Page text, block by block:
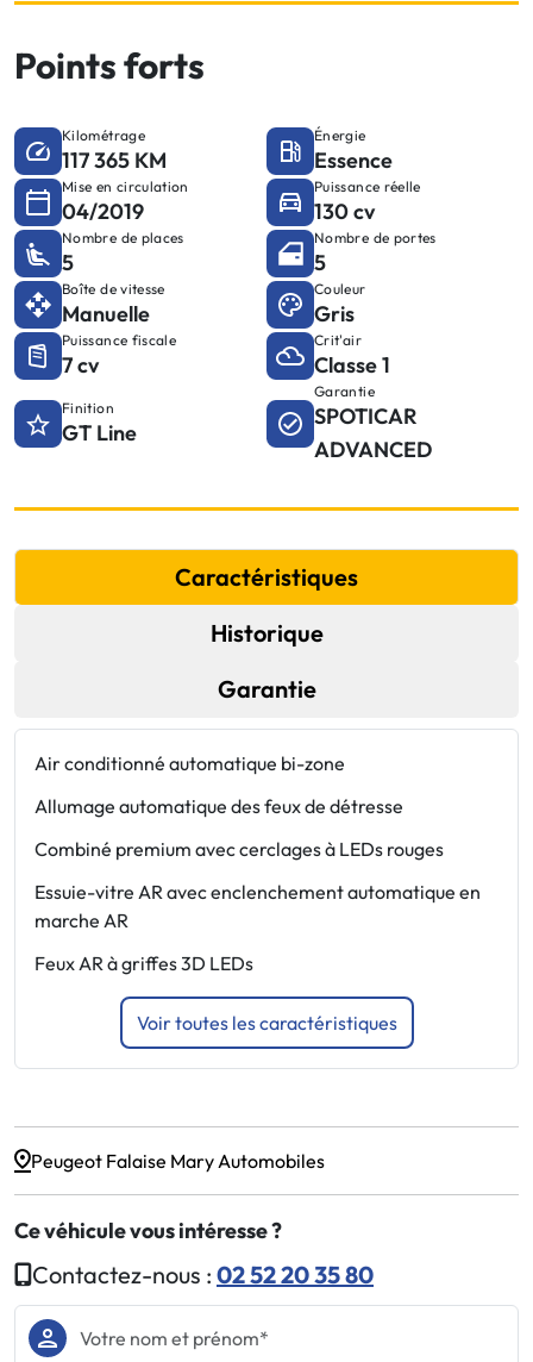
Points forts
Kilométrage
117 365 KM
Énergie
Essence
Mise en circulation
04/2019
Puissance réelle
130 cv
Nombre de places
5
Nombre de portes
5
Boîte de vitesse
Manuelle
Couleur
Gris
Puissance fiscale
7 cv
Crit'air
Classe 1
Finition
GT Line
Garantie
SPOTICAR
ADVANCED
Caractéristiques
Historique
Garantie
Air conditionné automatique bi-zone
Allumage automatique des feux de détresse
Combiné premium avec cerclages à LEDs rouges
Essuie-vitre AR avec enclenchement automatique en
marche AR
Feux AR à griffes 3D LEDs
Voir toutes les caractéristiques
Peugeot Falaise Mary Automobiles
Ce véhicule vous intéresse ?
Contactez-nous : 02 52 20 35 80